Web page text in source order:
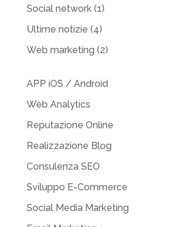
Social network(1)
Ultime notizie (4)
Web marketing (2)
APP iOS / Android
Web Analytics
Reputazione Online
Realizzazione Blog
Consulenza SEO
Sviluppo E-Commerce
Social Media Marketing